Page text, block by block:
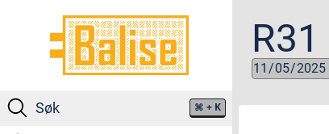
Søk ⌘ + K
R31